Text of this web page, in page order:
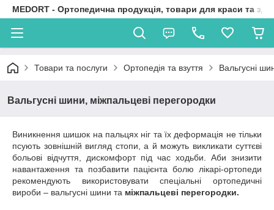
MEDORT - Ортопедична продукція, товари для краси та
Товари та послуги Ортопедія та взуття Вальгусні
Вальгусні шини, міжпальцеві перегородки
Виникнення шишок на пальцях ніг та їх деформація не тільки
псують зовнішній вигляд стопи, а й можуть викликати суттєві
больові відчуття, дискомфорт під час ходьби. Аби знизити
навантаження та позбавити пацієнта болю лікарі-ортопеди
рекомендують використовувати спеціальні ортопедичні
вироби – вальгусні шини та міжпальцеві перегородки.